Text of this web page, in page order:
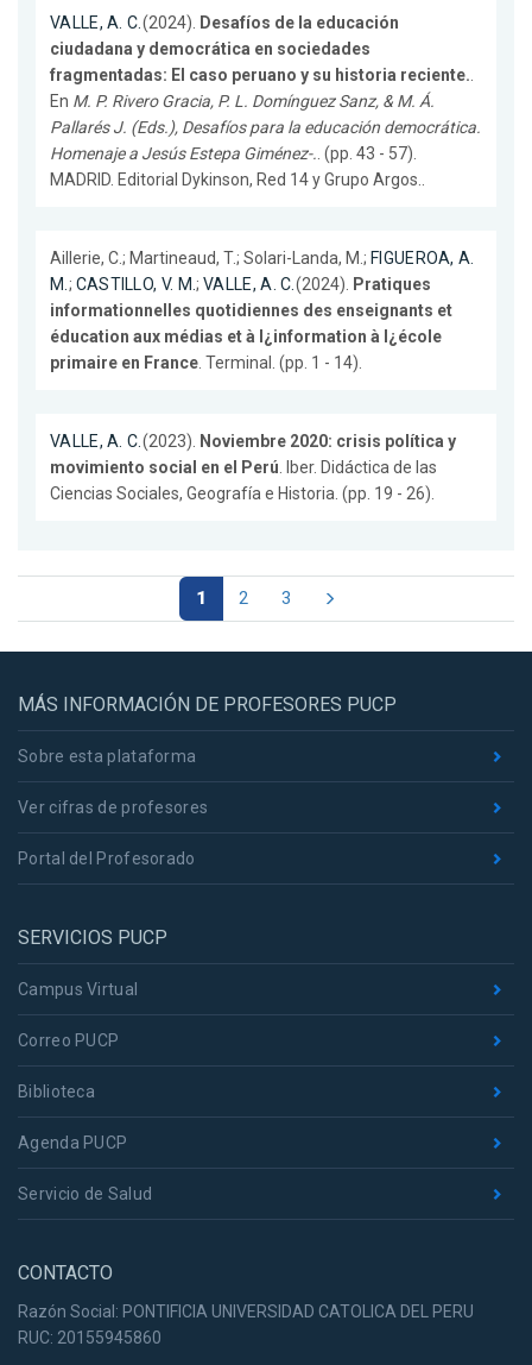
VALLE, A. C.(2024). Desafíos de la educación
ciudadana y democrática en sociedades
fragmentadas: El caso peruano y su historia reciente..
En M. P. Rivero Gracia, P. L. Domínguez Sanz, & M. Á.
Pallarés J. (Eds.), Desafíos para la educación democrática.
Homenaje a Jesús Estepa Giménez-.. (pp. 43 - 57).
MADRID. Editorial Dykinson, Red 14 y Grupo Argos..
Aillerie, C.; Martineaud, T.; Solari-Landa, M.; FIGUEROA, A.
M.; CASTILLO, V. M.;VALLE, A. C.(2024). Pratiques
informationnelles quotidiennes des enseignants et
éducation aux médias et à l¿information à l¿école
primaire en France. Terminal. (pp. 1 - 14).
VALLE, A. C.(2023). Noviembre 2020: crisis política y
movimiento social en el Perú. Iber. Didáctica de las
Ciencias Sociales, Geografía e Historia. (pp. 19 - 26).
1 2 3
MÁS INFORMACIÓN DE PROFESORES PUCP
Sobre esta plataforma
Ver cifras de profesores
Portal del Profesorado
SERVICIOS PUCP
Campus Virtual
Correo PUCP
Biblioteca
Agenda PUCP
Servicio de Salud
CONTACTO
Razón Social: PONTIFICIA UNIVERSIDAD CATOLICA DEL PERU
RUC: 20155945860